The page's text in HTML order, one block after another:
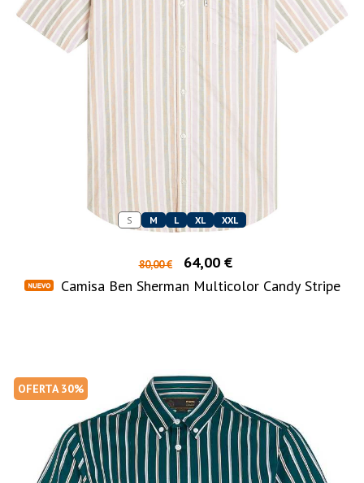
S M L XL XXL
80,00 €
64,00 €
Camisa Ben Sherman Multicolor Candy Stripe
OFERTA 30%